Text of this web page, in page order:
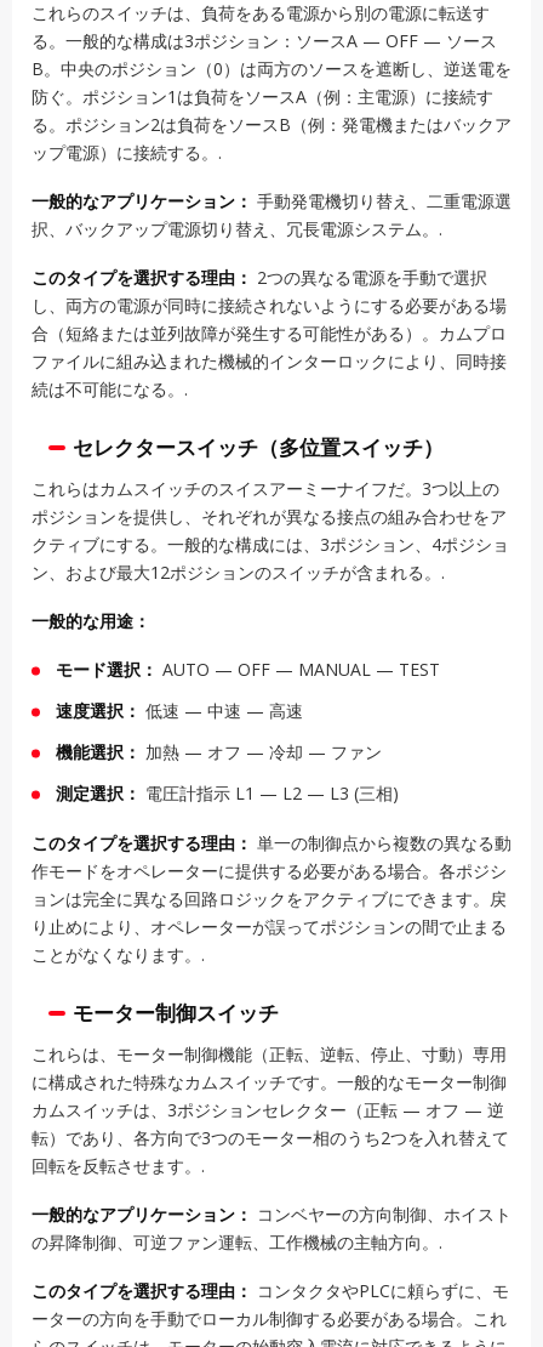
これらのスイッチは、負荷をある電源から別の電源に転送す
る。一般的な構成は3ポジション：ソースA — OFF — ソース
B。中央のポジション（0）は両方のソースを遮断し、逆送電を
防ぐ。ポジション1は負荷をソースA（例：主電源）に接続す
る。ポジション2は負荷をソースB（例：発電機またはバックア
ップ電源）に接続する。.
一般的なアプリケーション： 手動発電機切り替え、二重電源選
択、バックアップ電源切り替え、冗長電源システム。.
このタイプを選択する理由： 2つの異なる電源を手動で選択
し、両方の電源が同時に接続されないようにする必要がある場
合（短絡または並列故障が発生する可能性がある）。カムプロ
ファイルに組み込まれた機械的インターロックにより、同時接
続は不可能になる。.
セレクタースイッチ（多位置スイッチ）
これらはカムスイッチのスイスアーミーナイフだ。3つ以上の
ポジションを提供し、それぞれが異なる接点の組み合わせをア
クティブにする。一般的な構成には、3ポジション、4ポジショ
ン、および最大12ポジションのスイッチが含まれる。.
一般的な用途：
モード選択： AUTO — OFF — MANUAL — TEST
速度選択： 低速 — 中速 — 高速
機能選択： 加熱 — オフ — 冷却 — ファン
測定選択： 電圧計指示 L1 — L2 — L3 (三相)
このタイプを選択する理由： 単一の制御点から複数の異なる動
作モードをオペレーターに提供する必要がある場合。各ポジシ
ョンは完全に異なる回路ロジックをアクティブにできます。戻
り止めにより、オペレーターが誤ってポジションの間で止まる
ことがなくなります。.
モーター制御スイッチ
これらは、モーター制御機能（正転、逆転、停止、寸動）専用
に構成された特殊なカムスイッチです。一般的なモーター制御
カムスイッチは、3ポジションセレクター（正転 — オフ — 逆
転）であり、各方向で3つのモーター相のうち2つを入れ替えて
回転を反転させます。.
一般的なアプリケーション： コンベヤーの方向制御、ホイスト
の昇降制御、可逆ファン運転、工作機械の主軸方向。.
このタイプを選択する理由： コンタクタやPLCに頼らずに、モ
ーターの方向を手動でローカル制御する必要がある場合。これ